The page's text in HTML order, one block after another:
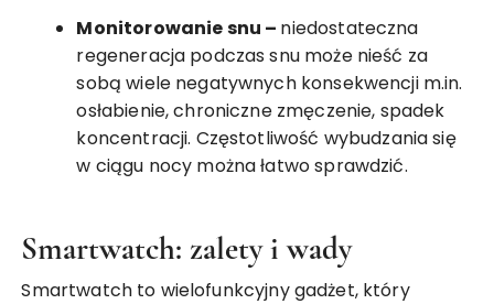
Monitorowanie snu – niedostateczna
regeneracja podczas snu może nieść za
sobą wiele negatywnych konsekwencji m.in.
osłabienie, chroniczne zmęczenie, spadek
koncentracji. Częstotliwość wybudzania się
w ciągu nocy można łatwo sprawdzić.
Smartwatch: zalety i wady
Smartwatch to wielofunkcyjny gadżet, który